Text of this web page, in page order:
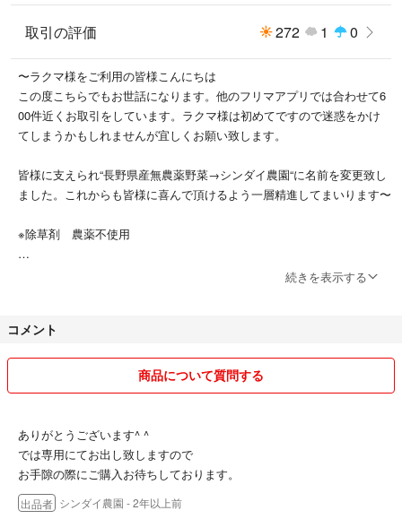
※ご購入後に畑へ行き収穫します。
★毎月1日または月の最終日に価格の見直しをします。高くなったり低く
なったりする場合がございます。
★お値段の交渉について
いつもごひいきしてくださっている方以外のお値引きはお断りします。働
と農業をしてくれる方もさらに少なくなってしまいます。安さをお求めの
方は他の方も同じような品物をお安く出品しております。そちらでのご購
以上をご理解頂きそれでもご縁を頂けましたら未熟者ですが精一杯応えさ
せて頂きます。どうぞ宜しくお願いします。
天ぷら
免疫力アップ
葉ニンニク
取引の評価 272 1 0
〜ラクマ様をご利用の皆様こんにちは
この度こちらでもお世話になります。他のフリマアプリでは合わせて6
00件近くお取引をしています。ラクマ様は初めてですので迷惑をかけ
てしまうかもしれませんが宜しくお願い致します。
皆様に支えられ“長野県産無農薬野菜→シンダイ農園“に名前を変更致し
ました。これからも皆様に喜んで頂けるよう一層精進してまいります〜
※除草剤 農薬不使用
★日中は会社に勤務しており思うように返信が出来ない場合がございま
平日 18時〜21時
☆リピート様購入割引 5%引
★発送について
※収穫してから当日発送になります。
常温発送になります。
クール便をご希望の方は＋300円お願い致します。
続きを表示する
コメント
商品について質問する
ありがとうございます^ ^
では専用にてお出し致しますので
お手隙の際にご購入お待ちしております。
出品者 シンダイ農園 - 2年以上前